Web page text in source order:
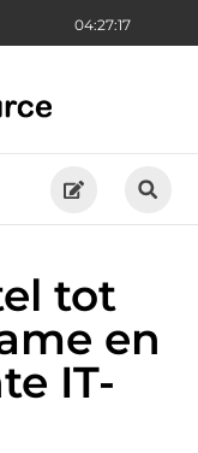
04:27:18
tot
en
IT-